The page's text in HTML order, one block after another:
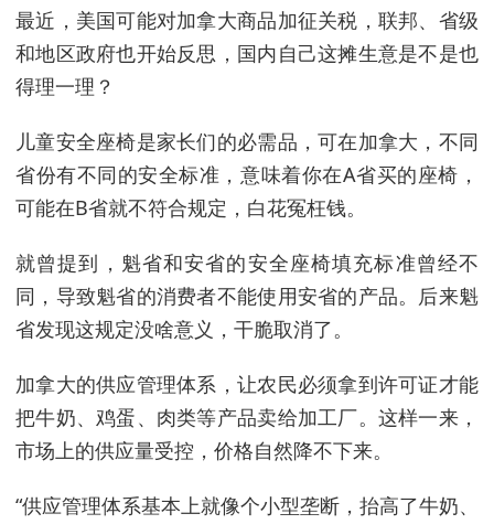
最近，美国可能对加拿大商品加征关税，联邦、省级
和地区政府也开始反思，国内自己这摊生意是不是也
得理一理？
儿童安全座椅是家长们的必需品，可在加拿大，不同
省份有不同的安全标准，意味着你在A省买的座椅，
可能在B省就不符合规定，白花冤枉钱。
就曾提到，魁省和安省的安全座椅填充标准曾经不
同，导致魁省的消费者不能使用安省的产品。后来魁
省发现这规定没啥意义，干脆取消了。
加拿大的供应管理体系，让农民必须拿到许可证才能
把牛奶、鸡蛋、肉类等产品卖给加工厂。这样一来，
市场上的供应量受控，价格自然降不下来。
“供应管理体系基本上就像个小型垄断，抬高了牛奶、